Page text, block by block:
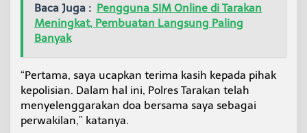
Baca Juga : Pengguna SIM Online di Tarakan
Meningkat, Pembuatan Langsung Paling
Banyak
“Pertama, saya ucapkan terima kasih kepada pihak
kepolisian. Dalam hal ini, Polres Tarakan telah
menyelenggarakan doa bersama saya sebagai
perwakilan,” katanya.